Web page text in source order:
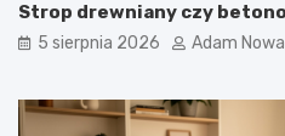
Strop drewniany czy
5 sierpnia 2026 Adam